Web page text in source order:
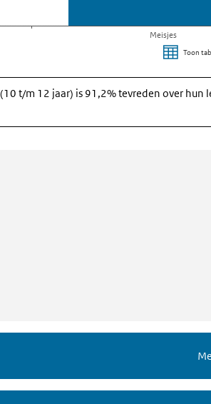
Meisjes
Toon
t/m 12 jaar) is 91,2% tevreden over hun